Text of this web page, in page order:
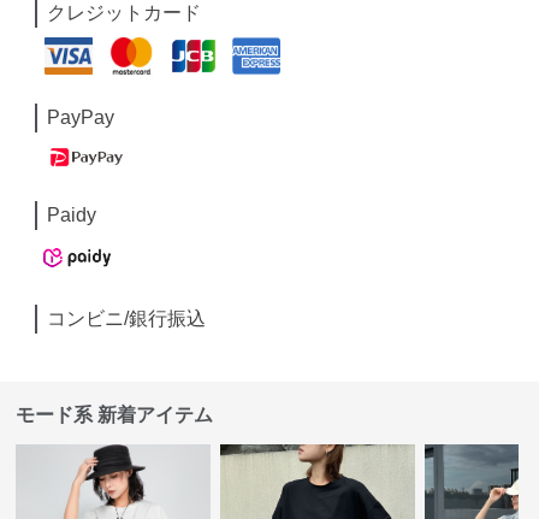
クレジットカード
PayPay
Paidy
コンビニ/銀行振込
モード系 新着アイテム